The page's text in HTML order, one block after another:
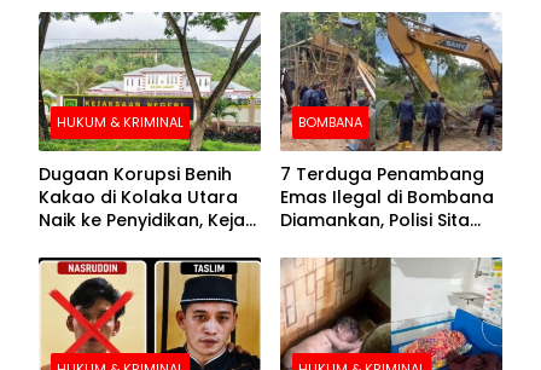
HUKUM & KRIMINAL
Dugaan Korupsi Benih
Kakao di Kolaka Utara
Naik ke Penyidikan, Kejari
BOMBANA
7 Terduga Penambang
Emas Ilegal di Bombana
Diamankan, Polisi Sita
Crusher